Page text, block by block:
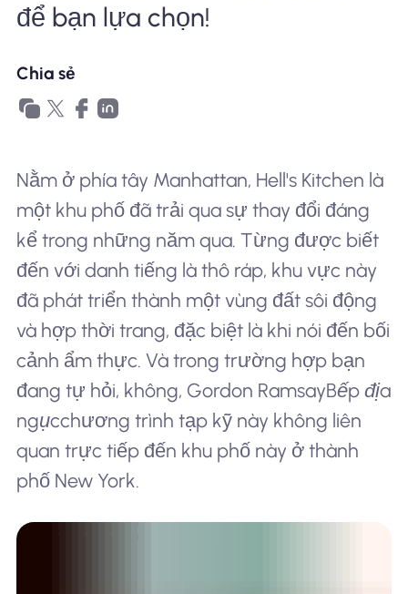
Sử dụng eSIM
Cho doanh nghiệp
để bạn lựa chọn!
Chia sẻ
Nằm ở phía tây Manhattan, Hell's Kitchen là
một khu phố đã trải qua sự thay đổi đáng
kể trong những năm qua. Từng được biết
đến với danh tiếng là thô ráp, khu vực này
đã phát triển thành một vùng đất sôi động
và hợp thời trang, đặc biệt là khi nói đến bối
cảnh ẩm thực. Và trong trường hợp bạn
đang tự hỏi, không, Gordon RamsayBếp địa
ngụcchương trình tạp kỹ này không liên
quan trực tiếp đến khu phố này ở thành
phố New York.